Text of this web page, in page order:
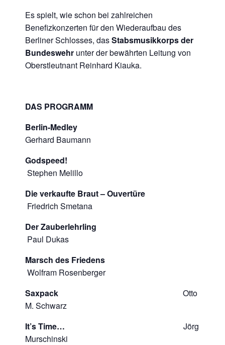
Es spielt, wie schon bei zahlreichen
Benefizkonzerten für den Wiederaufbau des
Berliner Schlosses, dasStabsmusikkorps der
Bundeswehr unter der bewährten Leitung von
Oberstleutnant Reinhard Kiauka.
DAS PROGRAMM
Berlin-Medley
Gerhard Baumann
Godspeed!
Stephen Melillo
Die verkaufte Braut – Ouvertüre
Friedrich Smetana
Der Zauberlehrling
Paul Dukas
Marsch des Friedens
Wolfram Rosenberger
Saxpack
Otto
M. Schwarz
It’s Time…
Jörg
Murschinski